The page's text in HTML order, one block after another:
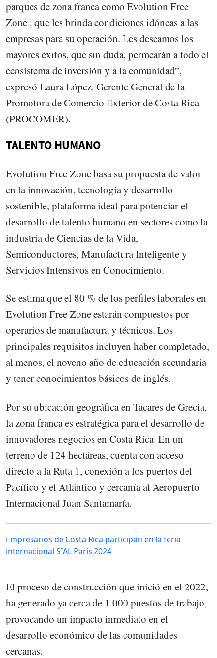
parques de zona franca como Evolution Free
Zone , que les brinda condiciones idóneas a las
empresas para su operación. Les deseamos los
mayores éxitos, que sin duda, permearán a todo el
ecosistema de inversión y a la comunidad”,
expresó Laura López, Gerente General de la
Promotora de Comercio Exterior de Costa Rica
(PROCOMER).
TALENTO HUMANO
Evolution Free Zone basa su propuesta de valor
en la innovación, tecnología y desarrollo
sostenible, plataforma ideal para potenciar el
desarrollo de talento humano en sectores como la
industria de Ciencias de la Vida,
Semiconductores, Manufactura Inteligente y
Servicios Intensivos en Conocimiento.
Se estima que el 80 % de los perfiles laborales en
Evolution Free Zone estarán compuestos por
operarios de manufactura y técnicos. Los
principales requisitos incluyen haber completado,
al menos, el noveno año de educación secundaria
y tener conocimientos básicos de inglés.
Por su ubicación geográfica en Tacares de Grecia,
la zona franca es estratégica para el desarrollo de
innovadores negocios en Costa Rica. En un
terreno de 124 hectáreas, cuenta con acceso
directo a la Ruta 1, conexión a los puertos del
Pacífico y el Atlántico y cercanía al Aeropuerto
Internacional Juan Santamaría.
Empresarios de Costa Rica participan en la feria
internacional SIAL París 2024
El proceso de construcción que inició en el 2022,
ha generado ya cerca de 1.000 puestos de trabajo,
provocando un impacto inmediato en el
desarrollo económico de las comunidades
cercanas.